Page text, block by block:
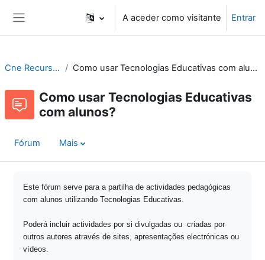
A aceder como visitante Entrar
Cne Recursos Como usar Tecnologias Educativas com alunos?
Como usar Tecnologias Educativas
com alunos?
Fórum Mais
Este fórum serve para a partilha de actividades pedagógicas
com alunos utilizando Tecnologias Educativas.
Poderá incluir actividades por si divulgadas ou criadas por
outros autores através de sites, apresentações electrónicas ou
vídeos.